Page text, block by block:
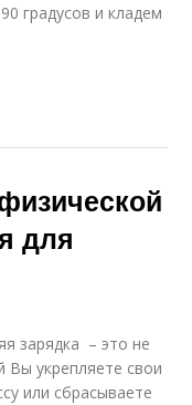
градусов и кладем
для
зарядка – это не
Вы укрепляете свои
или сбрасываете